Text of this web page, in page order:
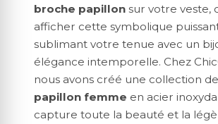
broche papillon sur votre veste,
afficher cette symbolique
sublimant votre tenue avec un
élégance intemporelle. Chez
nous avons créé une collection de
papillon femme en acier
capture toute la beauté et la